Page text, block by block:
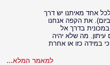
אחד מאיתנו יש דרך
את הקפה אנחנו
בדרך אל
מה שלא יהיה
במידה כזו או אחרת
למאמר המלא...